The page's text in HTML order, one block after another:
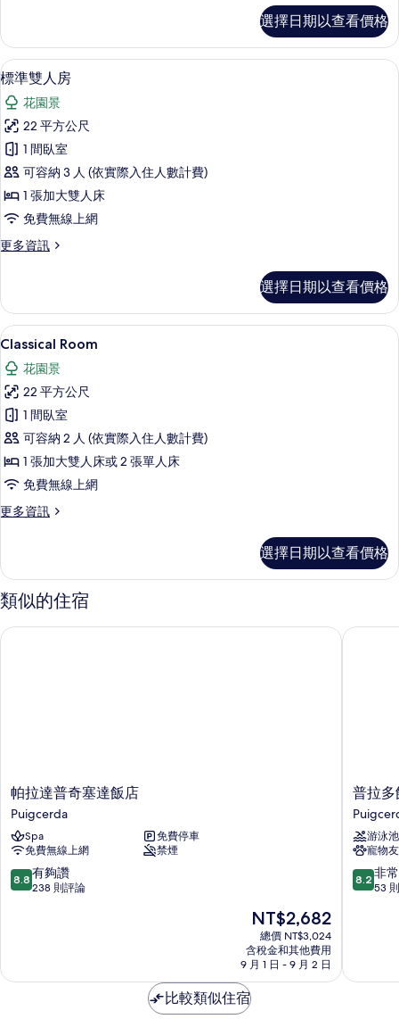
相
片
雙
人
房
詳
情
選擇日期以查看價格
顯
示
標
準
雙
人
房
的
所
相
片
標準雙人房 | 高級寢具、迷你吧、客
8
標準雙人房
花園景
22 平方公尺
1 間臥室
可容納 3 人 (依實際入住人數計費)
1 張加大雙人床
免費無線上網
更多資訊
更
雙
人
房
詳
情
選擇日期以查看價格
顯
示
Classical
Room
的
所
有
相
片
Classical Room | 高級寢具、迷你吧、
5
Classical Room
花園景
22 平方公尺
1 間臥室
可容納 2 人 (依實際入住人數計費)
1 張加大雙人床或 2 張單人床
免費無線上網
更多資訊
更
的
詳
情
選擇日期以查看價格
類似的住宿
帕
拉
達
普
奇
塞
達
帕拉達普奇塞達飯店
Puigcerda
Spa
免費停車
免費無線上網
禁煙
8.8
分，
夠
8.8 有夠讚
238 則評論
現
在
價
格
為
NT$2,682
NT$2,682
總價 NT$3,024
含稅金和其他費用
9 月 1 日 - 9 月 2 日
帕拉達普奇塞達飯店
普
拉
多
飯
店
普拉多
游泳池
寵物
8.2
分，
常
8.2 非
53
普拉多
比較類似住宿